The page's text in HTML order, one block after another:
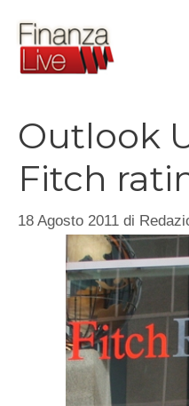
contenuto
Outlook
Fitch
18 Agosto 2011 di